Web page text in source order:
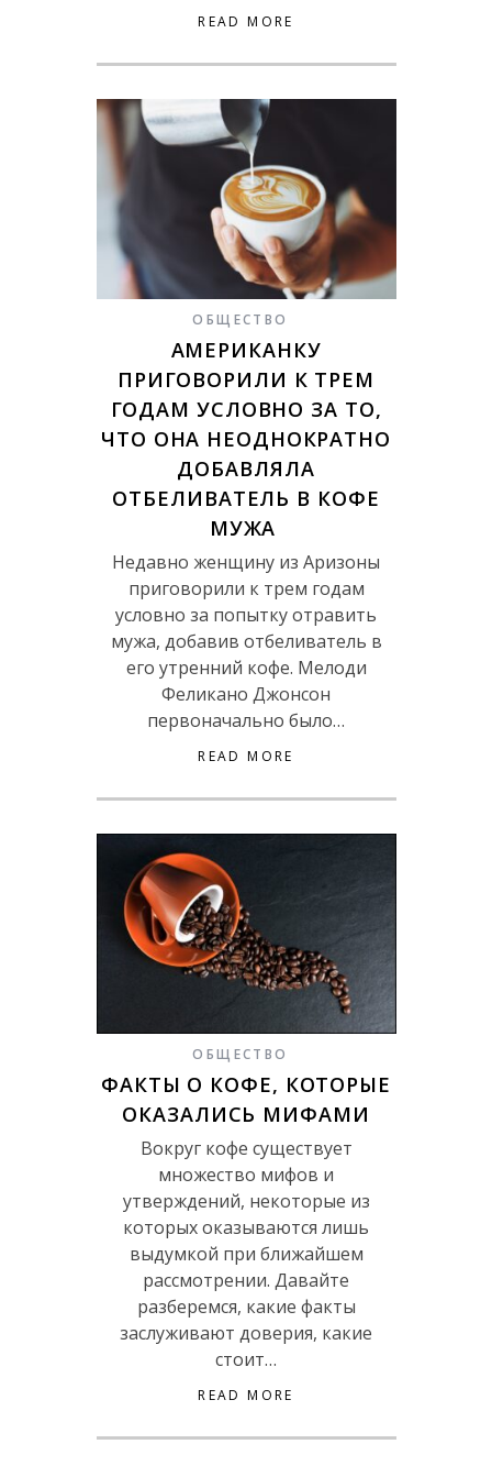
READ MORE
ОБЩЕСТВО
АМЕРИКАНКУ
ПРИГОВОРИЛИ К ТРЕМ
ГОДАМ УСЛОВНО ЗА ТО,
ЧТО ОНА НЕОДНОКРАТНО
ДОБАВЛЯЛА
ОТБЕЛИВАТЕЛЬ В КОФЕ
МУЖА
Недавно женщину из Аризоны
приговорили к трем годам
условно за попытку отравить
мужа, добавив отбеливатель в
его утренний кофе. Мелоди
Феликано Джонсон
первоначально было…
READ MORE
ОБЩЕСТВО
ФАКТЫ О КОФЕ, КОТОРЫЕ
ОКАЗАЛИСЬ МИФАМИ
Вокруг кофе существует
множество мифов и
утверждений, некоторые из
которых оказываются лишь
выдумкой при ближайшем
рассмотрении. Давайте
разберемся, какие факты
заслуживают доверия, какие
стоит…
READ MORE